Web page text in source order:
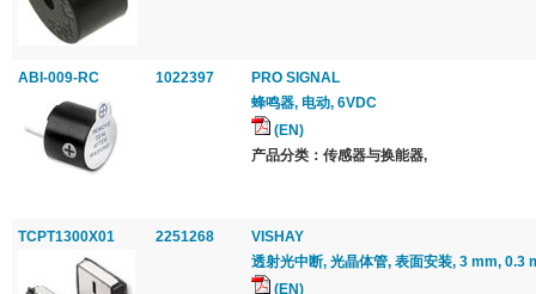
ABI-009-RC 1022397
PRO SIGNAL
蜂鸣器, 电动, 6VDC
(EN)
产品分类：传感器与换能器,
TCPT1300X01 2251268
VISHAY
透射光中断, 光晶体管, 表面安装, 3 mm, 0.3
(EN)